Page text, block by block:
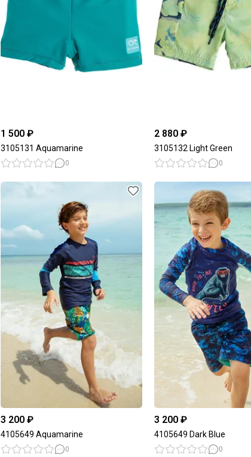
1 500 ₽
3105131 Aquamarine
0
2 880 ₽
3105132 Light Green
0
3 200 ₽
4105649 Aquamarine
0
3 200 ₽
4105649 Dark Blue
0